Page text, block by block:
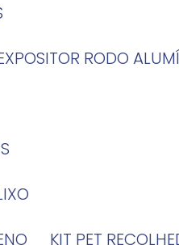
EXPOSITOR RODO
KIT PET